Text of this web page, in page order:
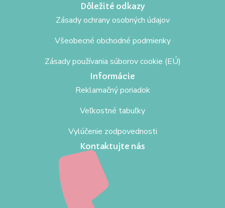
Dôležité odkazy
Zásady ochrany osobných údajov
Všeobecné obchodné podmienky
Zásady používania súborov cookie (EÚ)
Informácie
Reklamačný poriadok
Veľkostné tabuľky
Vylúčenie zodpovednosti
Kontaktujte nás